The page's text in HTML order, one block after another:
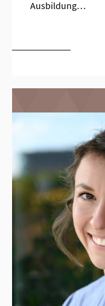
Ausbildung…